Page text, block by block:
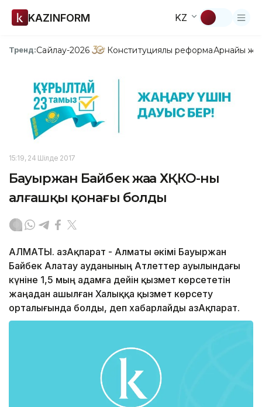
KAZINFORM KZ
Тренд:Сайлау-2026 Конституциялық реформаАрнайы
15:19, 24 Шілде 2017
Бауыржан Байбек жаңа ХҚКО-ның
алғашқы қонағы болды
АЛМАТЫ. ҚазАқпарат - Алматы әкімі Бауыржан
Байбек Алатау ауданының Атлеттер ауылындағы
күніне 1,5 мың адамға дейін қызмет көрсететін
жаңадан ашылған Халыққа қызмет көрсету
орталығында болды, деп хабарлайды ҚазАқпарат.